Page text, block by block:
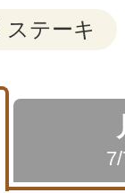
ステーキ